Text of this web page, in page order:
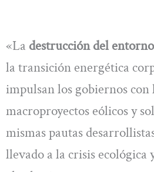
«La destrucción del
la transición energética
impulsan los gobiernos
macroproyectos eólicos y
mismas pautas
llevado a la crisis ecológica